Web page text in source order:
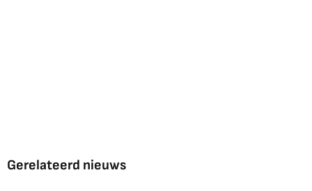
Gerelateerd nieuws